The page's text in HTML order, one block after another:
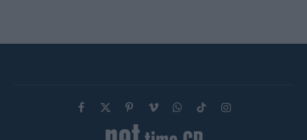
Facebook
X
(Twitter)
PinterestVimeoWhatsApp
TikTokInstagram